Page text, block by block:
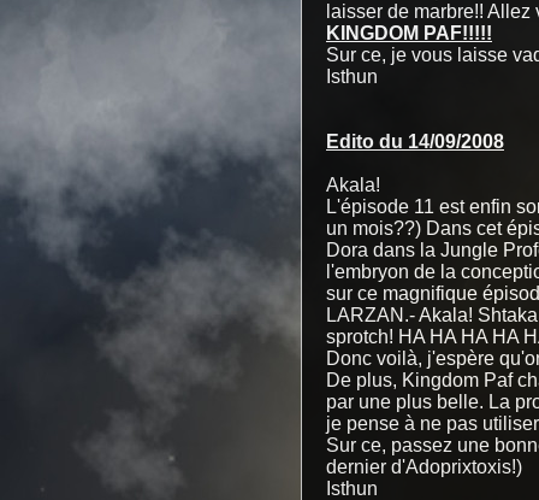
laisser de marbre!!
KINGDOM PAF!!!!!
Sur ce, je vous laisse
Isthun
Edito du 14/09/2008
Akala!
L'épisode 11 est enfin
un mois??) Dans cet
Dora dans la Jungle
l'embryon de la
sur ce magnifique
LARZAN.- Akala!
sprotch! HA HA HA HA
Donc voilà, j'espère
De plus, Kingdom Paf
par une plus belle. La
je pense à ne pas
Sur ce, passez une
dernier d'Adoprixtoxis!)
Isthun